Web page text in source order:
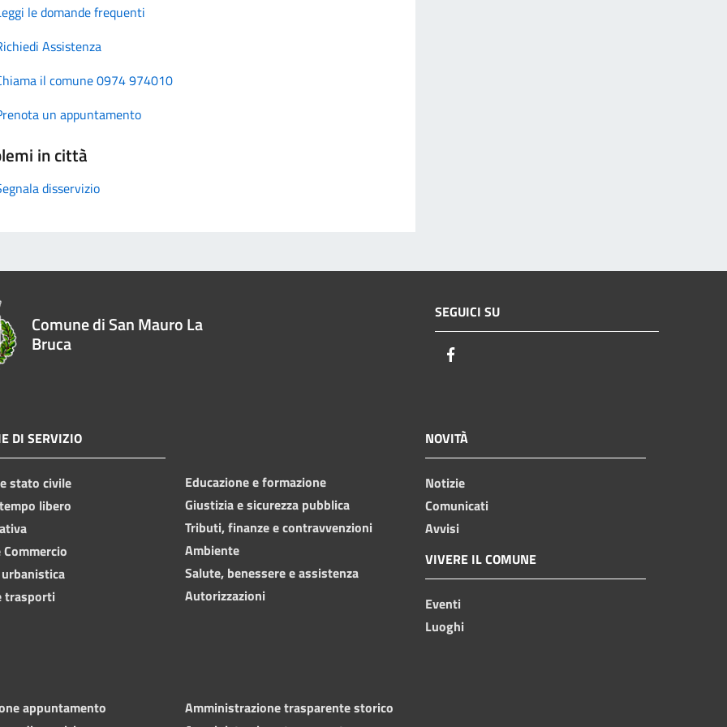
le domande frequenti
Assistenza
il comune 0974 974010
un appuntamento
in città
disservizio
Comune di San Mauro La
Bruca
SEGUICI SU
DI SERVIZIO
stato civile
libero
trasporti
Educazione e formazione
Giustizia e sicurezza pubblica
Tributi, finanze e contravvenzioni
Ambiente
Salute, benessere e assistenza
Autorizzazioni
NOVITÀ
Notizie
Comunicati
Avvisi
VIVERE IL COMUNE
Eventi
Luoghi
appuntamento
Amministrazione trasparente storico